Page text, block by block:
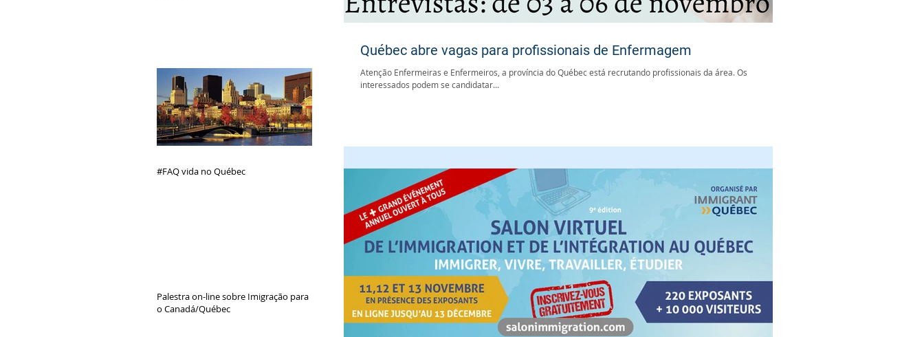
#FAQ vida no Québec
Palestra on-line sobre Imigração para
o Canadá/Québec
Québec abre vagas para profissionais de Enfermagem
Atenção Enfermeiras e Enfermeiros, a província do Québec está recrutando profissionais da área. Os
interessados podem se candidatar...